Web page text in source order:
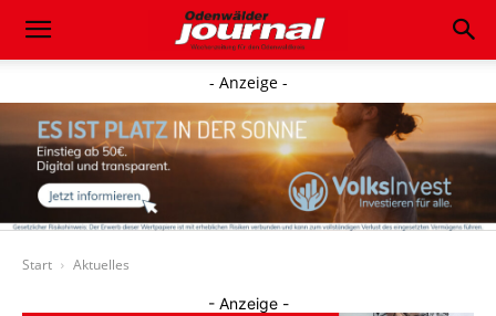
- Anzeige -
Start Aktuelles
- Anzeige -